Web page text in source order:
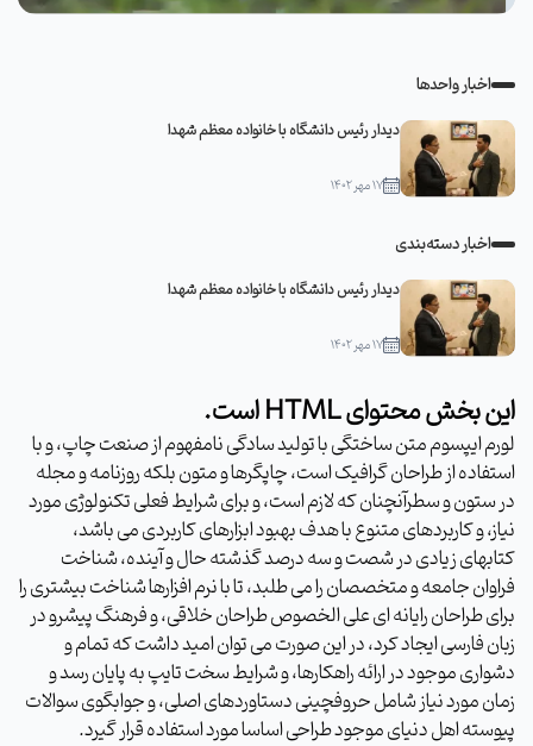
اخبار واحدها
دیدار رئیس دانشگاه با خانواده معظم شهدا
۱۷ مهر ۱۴۰۲
اخبار دسته‌بندی
دیدار رئیس دانشگاه با خانواده معظم شهدا
۱۷ مهر ۱۴۰۲
این بخش محتوای HTML است.
لورم ایپسوم متن ساختگی با تولید سادگی نامفهوم از صنعت چاپ، و با
استفاده از طراحان گرافیک است، چاپگرها و متون بلکه روزنامه و مجله
در ستون و سطرآنچنان که لازم است، و برای شرایط فعلی تکنولوژی مورد
نیاز، و کاربردهای متنوع با هدف بهبود ابزارهای کاربردی می باشد،
کتابهای زیادی در شصت و سه درصد گذشته حال و آینده، شناخت
فراوان جامعه و متخصصان را می طلبد، تا با نرم افزارها شناخت بیشتری را
برای طراحان رایانه ای علی الخصوص طراحان خلاقی، و فرهنگ پیشرو در
زبان فارسی ایجاد کرد، در این صورت می توان امید داشت که تمام و
دشواری موجود در ارائه راهکارها، و شرایط سخت تایپ به پایان رسد و
زمان مورد نیاز شامل حروفچینی دستاوردهای اصلی، و جوابگوی سوالات
پیوسته اهل دنیای موجود طراحی اساسا مورد استفاده قرار گیرد.